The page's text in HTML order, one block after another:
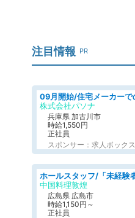
注目情報 PR
株式会社パソナ
兵庫県 加古川市
時給1,550円
正社員
スポンサー：求人ボックス
中国料理敦煌
広島県 広島市
時給1,150円～
正社員